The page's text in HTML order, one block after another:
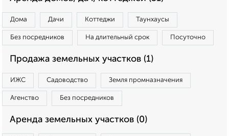
Дома Дачи Коттеджи Таунхаусы
Без посредников На длительный срок Посуточно
Продажа земельных участков (1)
ИЖС Садоводство Земля промназначения
Агенство Без посредников
Аренда земельных участков (0)